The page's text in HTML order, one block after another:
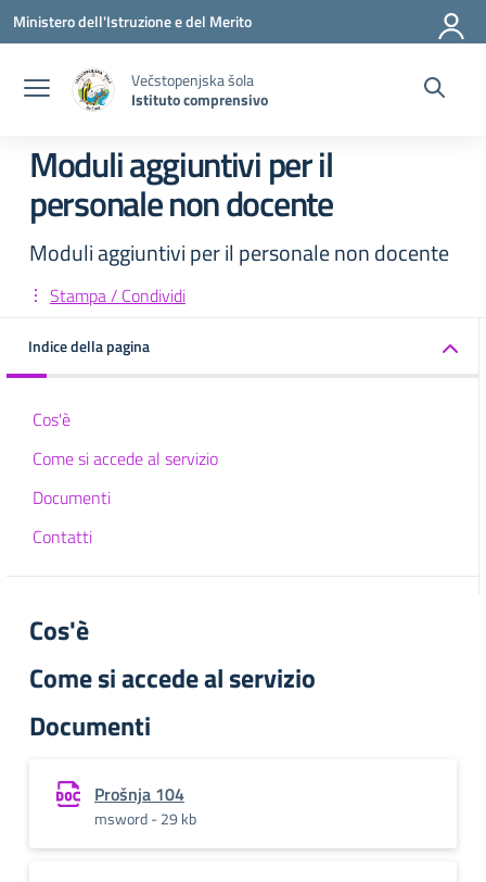
Vai ai contenuti
Vai al menu di navigazione
Vai al footer
Ministero dell'Istruzione e del Merito
Večstopenjska šola
Istituto comprensivo
Moduli aggiuntivi per il
personale non docente
Moduli aggiuntivi per il personale non docente
Stampa / Condividi
Indice della pagina
Cos'è
Come si accede al servizio
Documenti
Contatti
Cos'è
Come si accede al servizio
Documenti
Prošnja 104
msword - 29 kb